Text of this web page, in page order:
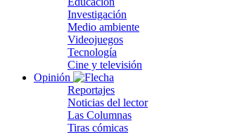
Investigación
Medio ambiente
Videojuegos
Tecnología
Cine y televisión
Opinión
Reportajes
Noticias del lector
Las Columnas
Tiras cómicas